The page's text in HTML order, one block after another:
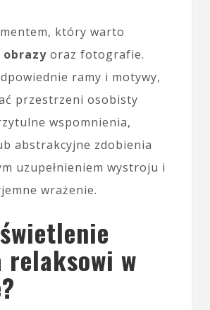
który warto
obrazyoraz fotografie.
ramy i motywy,
przestrzeni osobisty
wspomnienia,
abstrakcyjne zdobienia
uzupełnieniem wystroju i
wrażenie.
relaksowi w